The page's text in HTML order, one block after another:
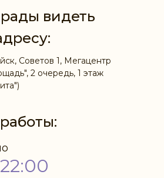
видеть
Советов 1, Мегацентр
2 очередь, 1 этаж